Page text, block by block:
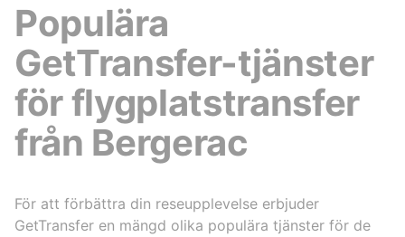
Populära
GetTransfer-tjänster
för flygplatstransfer
från Bergerac
För att förbättra din reseupplevelse erbjuder
GetTransfer en mängd olika populära tjänster för de